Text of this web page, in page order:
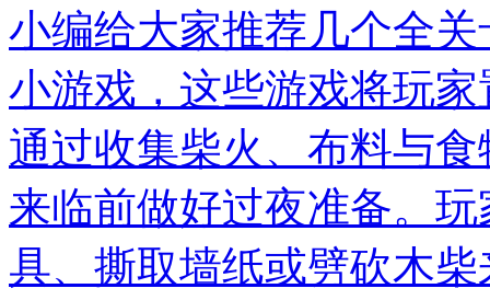
小编给大家推荐几个全
小游戏，这些游戏将玩
通过收集柴火、布料与
来临前做好过夜准备。
具、撕取墙纸或劈砍木